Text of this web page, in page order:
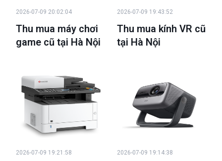
2026-07-09 20:02:04
Thu mua máy chơi
game cũ tại Hà Nội
2026-07-09 19:43:52
Thu mua kính VR cũ
tại Hà Nội
2026-07-09 19:21:58 2026-07-09 19:14:38